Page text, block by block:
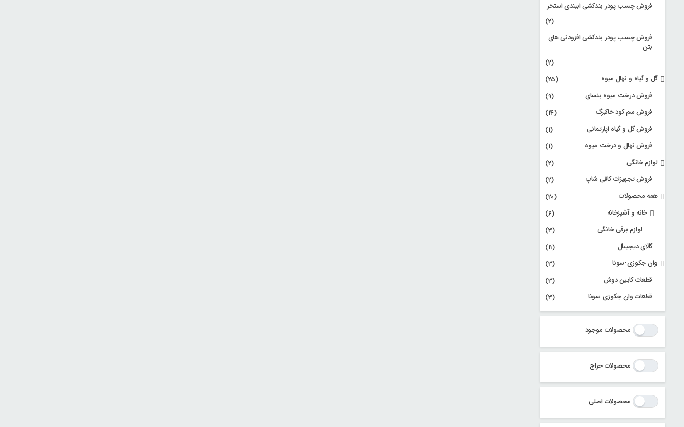
فروش چسب پودر بندکشی اببندی استخر
(2)
فروش چسب پودر بندکشی افزودنی های
بتن
(2)
گل و گیاه و نهال میوه
(25)
فروش درخت میوه بنسای
(9)
فروش سم کود خاکبرگ
(14)
فروش گل و گیاه اپارتمانی
(1)
فروش نهال و درخت میوه
(1)
لوازم خانگی
(2)
فروش تجهیزات کافی شاپ
(2)
همه محصولات
(20)
خانه و آشپزخانه
(6)
لوازم برقی خانگی
(3)
کالای دیجیتال
(11)
وان جکوزی-سونا
(3)
قطعات کابین دوش
(3)
قطعات وان جکوزی سونا
(3)
محصولات موجود
محصولات حراج
محصولات اصلی